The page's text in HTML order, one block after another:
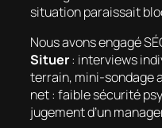
situation paraissait
Nous avons engagé
Situer: interviews
terrain, mini-sondage
net : faible sécurité
jugement d’un